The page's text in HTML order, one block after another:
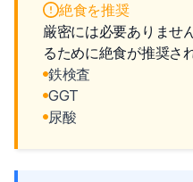
絶食を推奨
厳密には必要ありませ
るために絶食が推奨さ
鉄検査
GGT
尿酸